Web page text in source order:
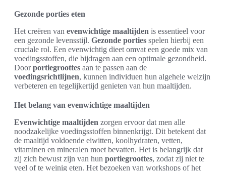
Gezonde porties eten
Het creëren van evenwichtige maaltijden is essentieel voor
een gezonde levensstijl. Gezonde porties spelen hierbij een
cruciale rol. Een evenwichtig dieet omvat een goede mix van
voedingsstoffen, die bijdragen aan een optimale gezondheid.
Doorportiegroottes aan te passen aan de
voedingsrichtlijnen, kunnen individuen hun algehele welzijn
verbeteren en tegelijkertijd genieten van hun maaltijden.
Het belang van evenwichtige maaltijden
Evenwichtige maaltijden zorgen ervoor dat men alle
noodzakelijke voedingsstoffen binnenkrijgt. Dit betekent dat
de maaltijd voldoende eiwitten, koolhydraten, vetten,
vitaminen en mineralen moet bevatten. Het is belangrijk dat
zij zich bewust zijn van hun portiegroottes, zodat zij niet te
veel of te weinig eten. Het bezoeken van workshops of het